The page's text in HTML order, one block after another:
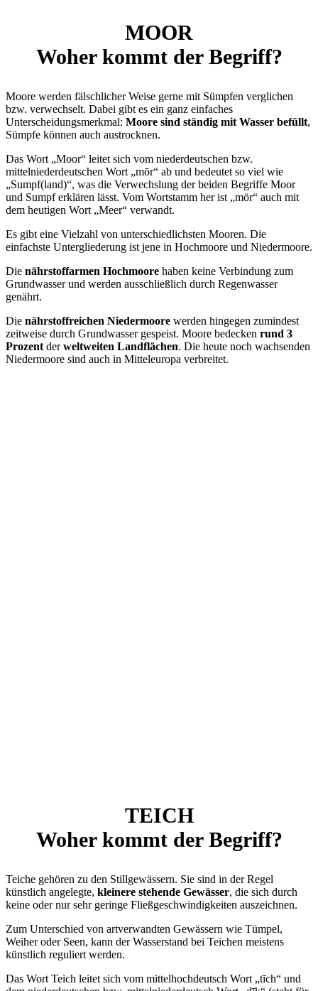
MOOR
Woher kommt der Begriff?
Moore werden fälschlicher Weise gerne mit Sümpfen verglichen
bzw. verwechselt. Dabei gibt es ein ganz einfaches
Unterscheidungsmerkmal: Moore sind ständig mit Wasser befüllt,
Sümpfe können auch austrocknen.
Das Wort „Moor“ leitet sich vom niederdeutschen bzw.
mittelniederdeutschen Wort „mōr“ ab und bedeutet so viel wie
„Sumpf(land)“, was die Verwechslung der beiden Begriffe Moor
und Sumpf erklären lässt. Vom Wortstamm her ist „mör“ auch mit
dem heutigen Wort „Meer“ verwandt.
Es gibt eine Vielzahl von unterschiedlichsten Mooren. Die
einfachste Untergliederung ist jene in Hochmoore und Niedermoore.
Die nährstoffarmen Hochmoore haben keine Verbindung zum
Grundwasser und werden ausschließlich durch Regenwasser
genährt.
Die nährstoffreichen Niedermoore werden hingegen zumindest
zeitweise durch Grundwasser gespeist. Moore bedecken rund 3
Prozentderweltweiten Landflächen. Die heute noch wachsenden
Niedermoore sind auch in Mitteleuropa verbreitet.
TEICH
Woher kommt der Begriff?
Teiche gehören zu den Stillgewässern. Sie sind in der Regel
künstlich angelegte, kleinere stehende Gewässer, die sich durch
keine oder nur sehr geringe Fließgeschwindigkeiten auszeichnen.
Zum Unterschied von artverwandten Gewässern wie Tümpel,
Weiher oder Seen, kann der Wasserstand bei Teichen meistens
künstlich reguliert werden.
Das Wort Teich leitet sich vom mittelhochdeutsch Wort „tīch“ und